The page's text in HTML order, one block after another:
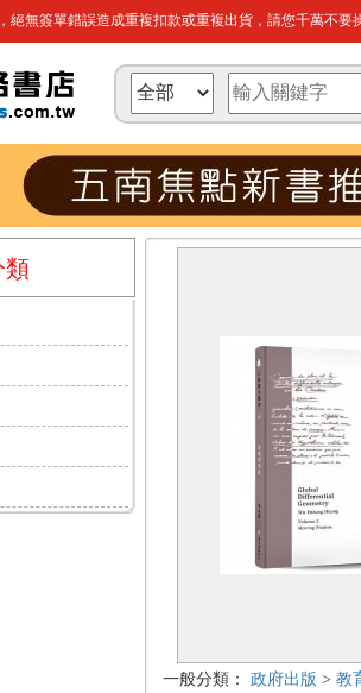
絕無簽單錯誤造成重複扣款或重複出貨，請您千萬不要
類
一般分類： 政府出版 > 教